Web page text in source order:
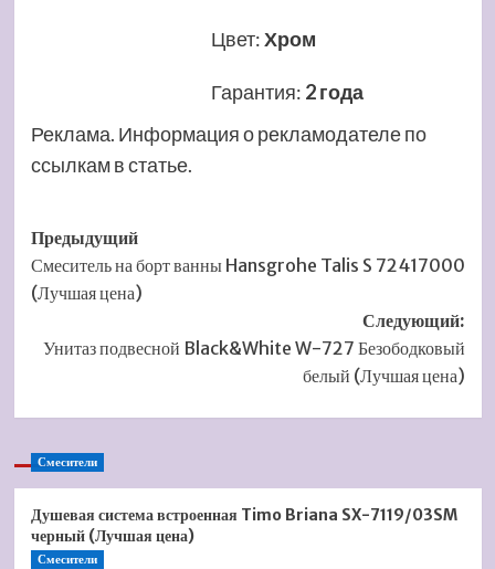
Цвет:Хром
Гарантия: 2 года
Реклама. Информация о рекламодателе по
ссылкам в статье.
Навигация
записи
Предыдущий
Смеситель на борт ванны Hansgrohe Talis S 72417000
(Лучшая цена)
Следующий:
Унитаз подвесной Black&White W-727 Безободковый
белый (Лучшая цена)
Смесители
Душевая система встроенная Timo Briana SX-7119/03SM
черный (Лучшая цена)
Смесители